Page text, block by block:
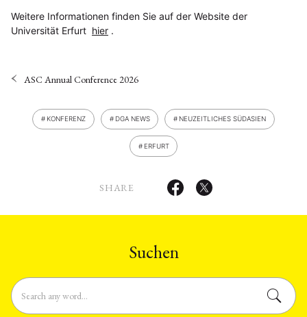
Weitere Informationen finden Sie auf der Website der
Universität Erfurt hier .
ASC Annual Conference 2026
KONFERENZ DGA NEWS NEUZEITLICHES SÜDASIEN
ERFURT
SHARE
Suchen